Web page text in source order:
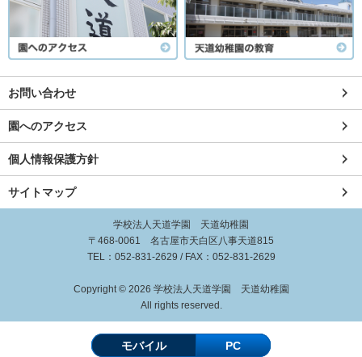
お問い合わせ
園へのアクセス
個人情報保護方針
サイトマップ
学校法人天道学園 天道幼稚園
〒468-0061 名古屋市天白区八事天道815
TEL： 052-831-2629 / FAX：052-831-2629
Copyright © 2026 学校法人天道学園 天道幼稚園
All rights reserved.
モバイル PC